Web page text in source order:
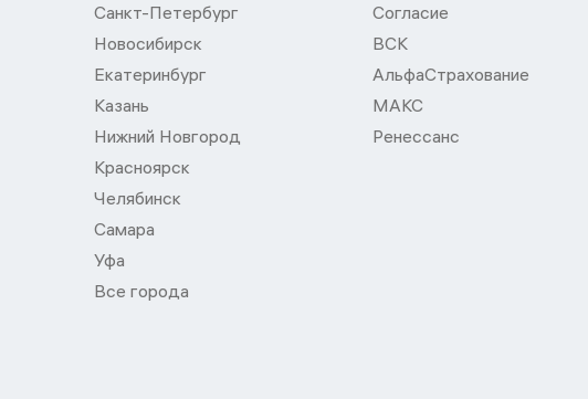
Санкт-Петербург
Новосибирск
Екатеринбург
Казань
Нижний Новгород
Красноярск
Челябинск
Самара
Уфа
Все города
Согласие
ВСК
АльфаСтрахование
МАКС
Ренессанс